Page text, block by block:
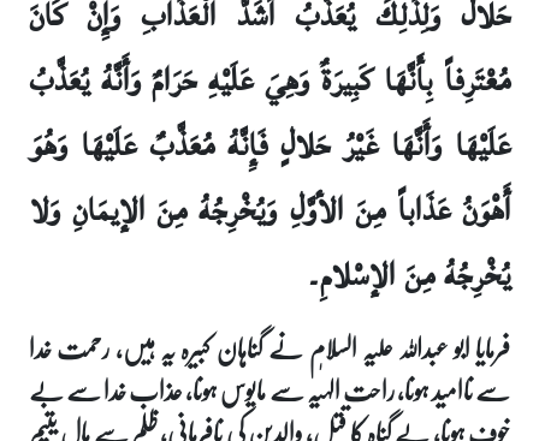
حَلالٌ وَلِذَلِكَ يُعَذَّبُ أَشَدَّ الْعَذَابِ وَإِنْ كَانَ
مُعْتَرِفاً بِأَنَّهَا كَبِيرَةٌ وَهِيَ عَلَيْهِ حَرَامٌ وَأَنَّهُ يُعَذَّبُ
عَلَيْهَا وَأَنَّهَا غَيْرُ حَلالٍ فَإِنَّهُ مُعَذَّبٌ عَلَيْهَا وَهُوَ
أَهْوَنُ عَذَاباً مِنَ الأوَّلِ وَيُخْرِجُهُ مِنَ الإيمَانِ وَلا
يُخْرِجُهُ مِنَ الإسْلامِ۔
فرمایا ابو عبداللہ علیہ السلام نے گناہان کبیرہ یہ ہیں، رحمت خدا
سے ناامید ہونا، راحت الہٰیہ سے مایوس ہونا، عذاب خدا سے بے